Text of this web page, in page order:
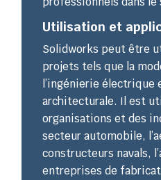
Utilisation et
Solidworks peut être
projets tels que la
l’ingénierie électrique
architecturale. Il est
organisations et des
secteur automobile,
constructeurs navals,
entreprises de